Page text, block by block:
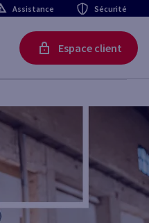
Assistance Sécurité
Espace client